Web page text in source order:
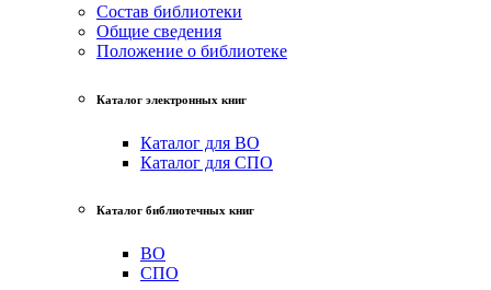
Состав библиотеки
Общие сведения
Положение о библиотеке
Каталог электронных книг
Каталог для ВО
Каталог для СПО
Каталог библиотечных книг
ВО
СПО